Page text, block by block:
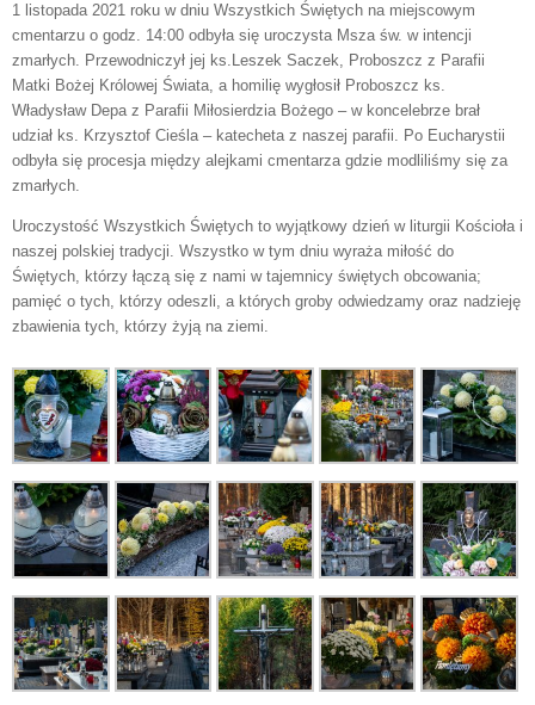
1 listopada 2021 roku w dniu Wszystkich Świętych na miejscowym
cmentarzu o godz. 14:00 odbyła się uroczysta Msza św. w intencji
zmarłych. Przewodniczył jej ks.Leszek Saczek, Proboszcz z Parafii
Matki Bożej Królowej Świata, a homilię wygłosił Proboszcz ks.
Władysław Depa z Parafii Miłosierdzia Bożego – w koncelebrze brał
udział ks. Krzysztof Cieśla – katecheta z naszej parafii. Po Eucharystii
odbyła się procesja między alejkami cmentarza gdzie modliliśmy się za
zmarłych.
Uroczystość Wszystkich Świętych to wyjątkowy dzień w liturgii Kościoła i
naszej polskiej tradycji. Wszystko w tym dniu wyraża miłość do
Świętych, którzy łączą się z nami w tajemnicy świętych obcowania;
pamięć o tych, którzy odeszli, a których groby odwiedzamy oraz nadzieję
zbawienia tych, którzy żyją na ziemi.